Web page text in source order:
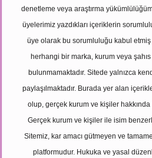
denetleme veya araştırma
üyelerimiz yazdıkları içeriklerin
üye olarak bu sorumluluğu kabul etmiş
herhangi bir marka, kurum veya
bulunmamaktadır. Sitede yalnızca
paylaşılmaktadır. Burada yer alan
olup, gerçek kurum ve kişiler hakkında
Gerçek kurum ve kişiler ile isim
Sitemiz, kar amacı gütmeyen ve
platformudur. Hukuka ve yasal